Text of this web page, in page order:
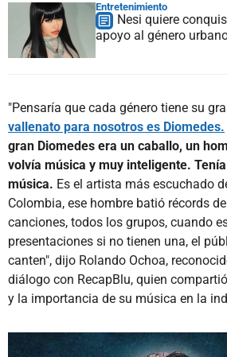
Entretenimiento
Nesi quiere
apoyo al género
"Pensaría que cada género tiene su
vallenato para nosotros es Diomedes.
gran Diomedes era un caballo, un
volvía música y muy inteligente.
música. Es el artista más escuchado
Colombia, ese hombre batió récords
canciones, todos los grupos, cuando
presentaciones si no tienen una, el
canten", dijo Rolando Ochoa,
diálogo con RecapBlu, quien
y la importancia de su música en la